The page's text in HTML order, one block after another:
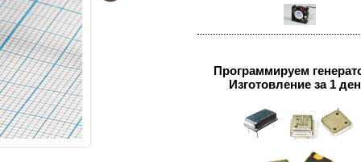
Программируем
Изготовление за 1